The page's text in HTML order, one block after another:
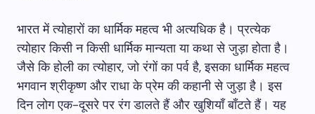
भारत में त्योहारों का धार्मिक महत्व भी अत्यधिक है। प्रत्येक
त्योहार किसी न किसी धार्मिक मान्यता या कथा से जुड़ा होता है।
जैसे कि होली का त्योहार, जो रंगों का पर्व है, इसका धार्मिक महत्व
भगवान श्रीकृष्ण और राधा के प्रेम की कहानी से जुड़ा है। इस
दिन लोग एक-दूसरे पर रंग डालते हैं और खुशियाँ बाँटते हैं। यह